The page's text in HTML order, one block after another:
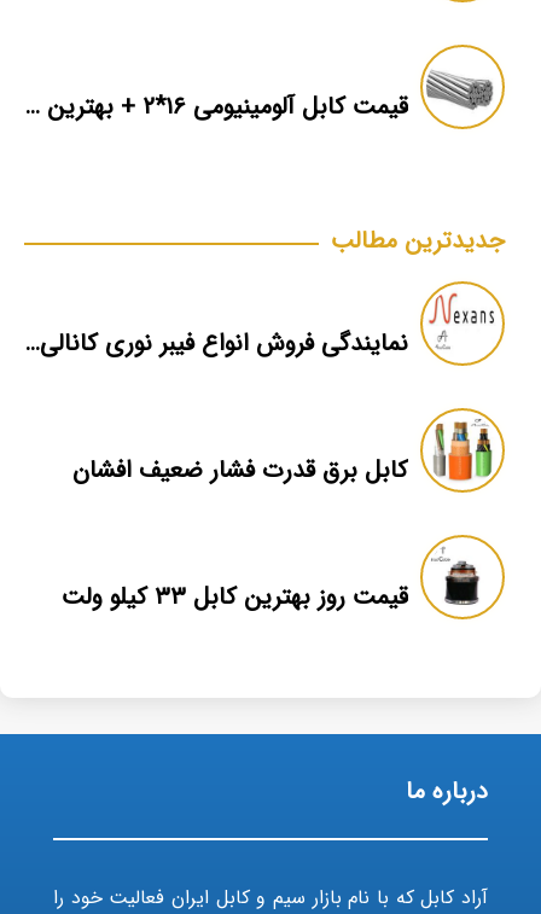
قیمت کابل آلومینیومی ۱۶*۲ + بهترین برند بازار + اطلاعات فنی
جدیدترین مطالب
نمایندگی فروش انواع فیبر نوری کانالی nexans
کابل برق قدرت فشار ضعیف افشان
قیمت روز بهترین کابل ۳۳ کیلو ولت
درباره ما
آراد کابل که با نام بازار سیم و کابل ایران فعالیت خود را